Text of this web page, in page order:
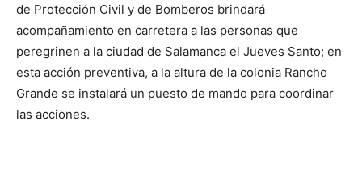
de Protección Civil y de Bomberos brindará
acompañamiento en carretera a las personas que
peregrinen a la ciudad de Salamanca el Jueves Santo; en
esta acción preventiva, a la altura de la colonia Rancho
Grande se instalará un puesto de mando para coordinar
las acciones.